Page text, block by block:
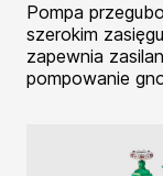
Pompa
szerokim
zapewnia
pompowanie